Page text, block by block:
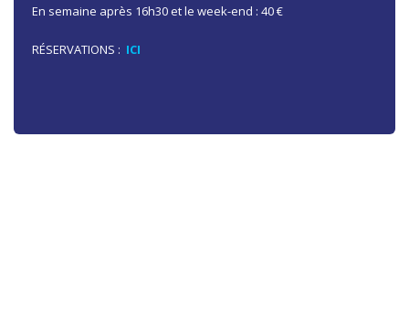
En semaine après 16h30 et le week-end : 40 €
RÉSERVATIONS : ICI